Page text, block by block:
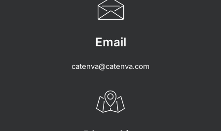
Email
catenva@catenva.com